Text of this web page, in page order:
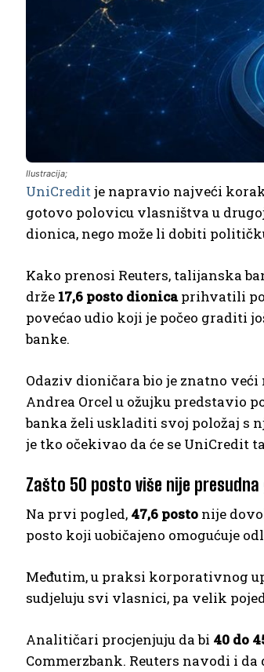
Ilustracija;
UniCreditje napravio najveći
gotovo polovicu vlasništva u
dionica, nego može li dobiti
Kako prenosi Reuters, talijanska
drže 17,6 posto dionicaprihvatili
povećao udio koji je počeo graditi
banke.
Odaziv dioničara bio je znatno
Andrea Orcel u ožujku predstavio
banka želi uskladiti svoj položaj s
je tko očekivao da će se
Zašto 50 posto više nije
Na prvi pogled, 47,6 posto nije
posto koji uobičajeno omogućuje
Međutim, u praksi korporativnog
sudjeluju svi vlasnici, pa velik
Analitičari procjenjuju da bi 40 do
Commerzbank. Reuters navodi i